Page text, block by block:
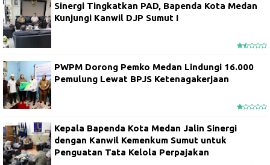
Sinergi Tingkatkan PAD, Bapenda Kota Medan
Kunjungi Kanwil DJP Sumut I
PWPM Dorong Pemko Medan Lindungi 16.000
Pemulung Lewat BPJS Ketenagakerjaan
Kepala Bapenda Kota Medan Jalin Sinergi
dengan Kanwil Kemenkum Sumut untuk
Penguatan Tata Kelola Perpajakan